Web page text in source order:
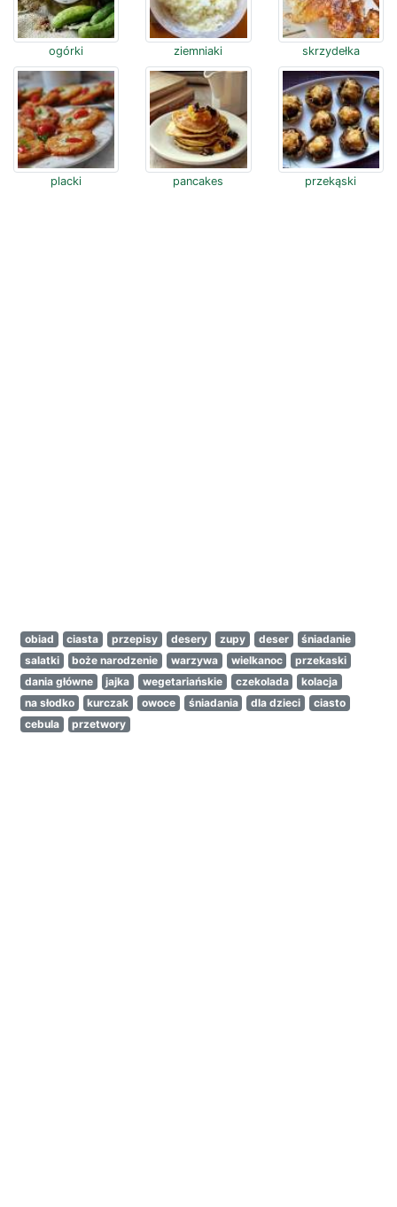
ogórki ziemniaki skrzydełka
placki pancakes przekąski
obiad ciasta przepisy desery zupy deser
śniadanie
salatki
boże narodzenie warzywa wielkanoc
przekaski
dania główne
jajka wegetariańskie czekolada
kolacja
na słodko
kurczak owoce śniadania dla dzieci
ciasto
cebula
przetwory